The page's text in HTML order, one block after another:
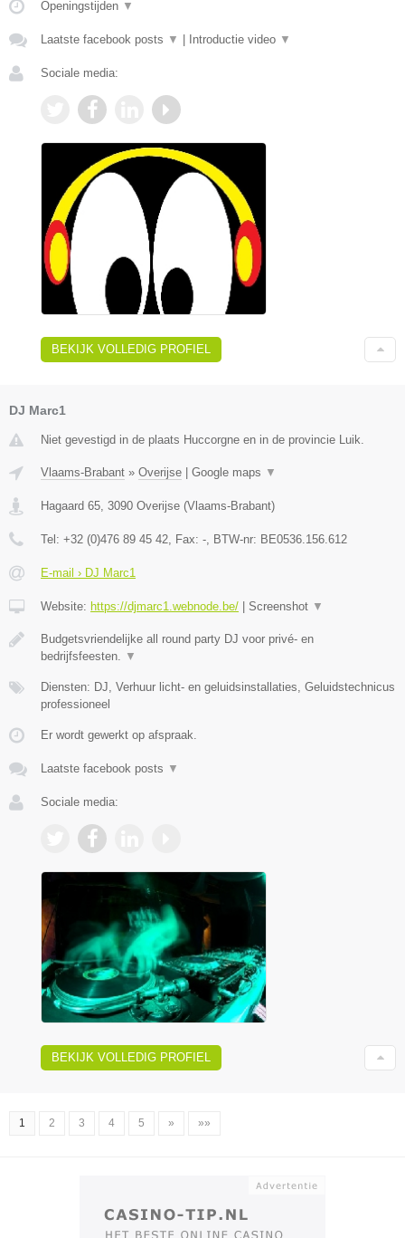
Openingstijden ▼
Laatste facebook posts ▼ Introductie video ▼
Sociale media:
BEKIJK VOLLEDIG PROFIEL
DJ Marc1
Niet gevestigd in de plaats Huccorgne en in de provincie Luik.
Vlaams-Brabant » Overijse Google maps ▼
Hagaard 65, 3090 Overijse (Vlaams-Brabant)
Tel: +32 (0)476 89 45 42, Fax: -, BTW-nr: BE0536.156.612
E-mail › DJ Marc1
Website: https://djmarc1.webnode.be/ Screenshot ▼
Budgetsvriendelijke all round party DJ voor privé- en
bedrijfsfeesten. ▼
Diensten: DJ, Verhuur licht- en geluidsinstallaties, Geluidstechnicus
professioneel
Er wordt gewerkt op afspraak.
Laatste facebook posts ▼
Sociale media:
BEKIJK VOLLEDIG PROFIEL
1 2 3 4 5 » »»